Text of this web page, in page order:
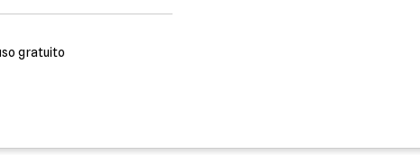
gratuito